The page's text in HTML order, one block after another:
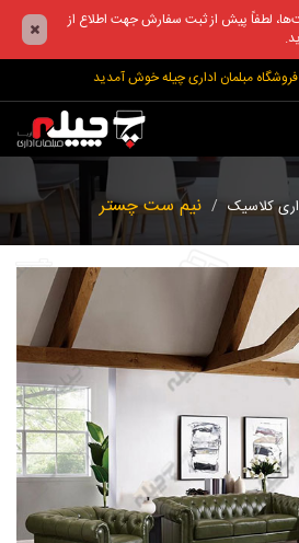
لطفاً پیش از ثبت سفارش جهت اطلاع از
مبلمان اداری چیله خوش آمدید
کلاسیک نیم ست چستر